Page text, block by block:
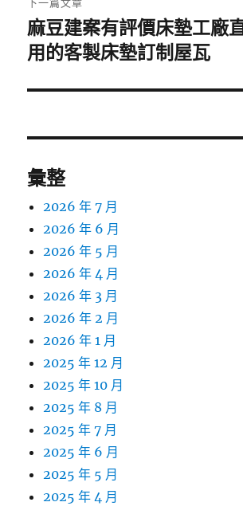
下
一
文
麻豆建案有評價床墊工廠
用的客製床墊訂制屋瓦
彙整
2026 年 7 月
2026 年 6 月
2026 年 5 月
2026 年 4 月
2026 年 3 月
2026 年 2 月
2026 年 1 月
2025 年 12 月
2025 年 10 月
2025 年 8 月
2025 年 7 月
2025 年 6 月
2025 年 5 月
2025 年 4 月